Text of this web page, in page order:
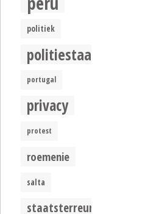
politiek
politiestaat
portugal
privacy
protest
roemenie
salta
staatsterreur